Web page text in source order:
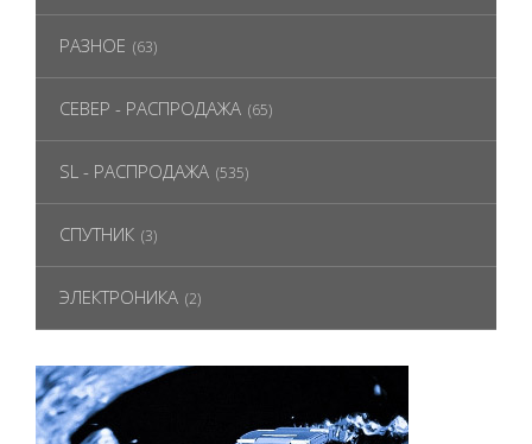
РАЗНОЕ (63)
СЕВЕР - РАСПРОДАЖА (65)
SL - РАСПРОДАЖА (535)
СПУТНИК (3)
ЭЛЕКТРОНИКА (2)